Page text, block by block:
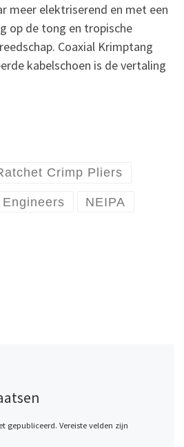
meer elektriserend en met een
op de tong en tropische
Coaxial Krimptang
kabelschoen is de vertaling
Crimp Pliers
NEIPA
gepubliceerd. Vereiste velden zijn